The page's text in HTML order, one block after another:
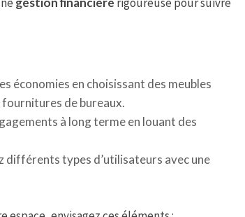
économies en choisissant des meubles
fournitures de bureaux.
à long terme en louant des
différents types d’utilisateurs avec une